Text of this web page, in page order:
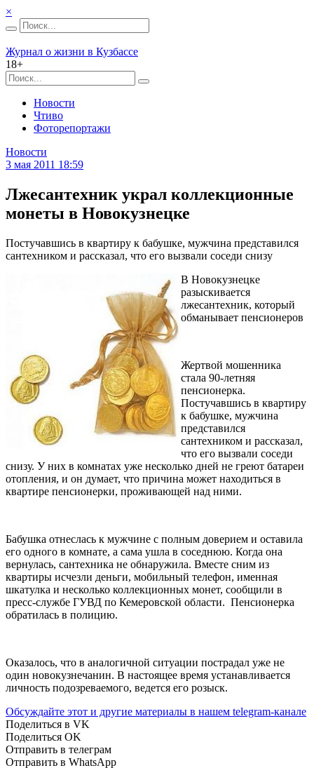
×
Журнал о жизни в Кузбассе
18+
Новости
Чтиво
Фоторепортажи
Новости
3 мая 2011 18:59
Лжесантехник украл коллекционные
монеты в Новокузнецке
Постучавшись в квартиру к бабушке, мужчина представился
сантехником и рассказал, что его вызвали соседи снизу
В Новокузнецке
разыскивается
лжесантехник, который
обманывает пенсионеров
Жертвой мошенника
стала 90-летняя
пенсионерка.
Постучавшись в квартиру
к бабушке, мужчина
представился
сантехником и рассказал,
что его вызвали соседи
снизу. У них в комнатах уже несколько дней не греют батареи
отопления, и он думает, что причина может находиться в
квартире пенсионерки, проживающей над ними.
Бабушка отнеслась к мужчине с полным доверием и оставила
его одного в комнате, а сама ушла в соседнюю. Когда она
вернулась, сантехника не обнаружила. Вместе сним из
квартиры исчезли деньги, мобильный телефон, именная
шкатулка и несколько коллекционных монет, сообщили в
пресс-службе ГУВД по Кемеровской области. Пенсионерка
обратилась в полицию.
Оказалось, что в аналогичной ситуации пострадал уже не
один новокузнечанин. В настоящее время устанавливается
личность подозреваемого, ведется его розыск.
Обсуждайте этот и другие материалы в нашем telegram-канале
Поделиться в VK
Поделиться OK
Отправить в телеграм
Отправить в WhatsApp